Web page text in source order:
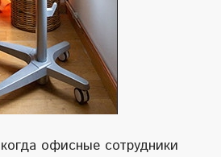
офисные сотрудники